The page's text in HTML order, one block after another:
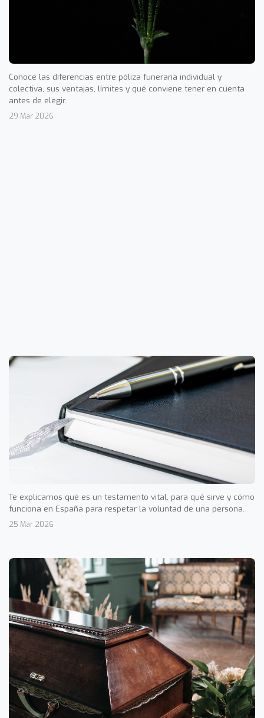
Conoce las diferencias entre póliza funeraria individual y
colectiva, sus ventajas, límites y qué conviene tener en cuenta
antes de elegir.
29 Mar 2026
Te explicamos qué es un testamento vital, para qué sirve y cómo
funciona en España para respetar la voluntad de una persona.
25 Mar 2026